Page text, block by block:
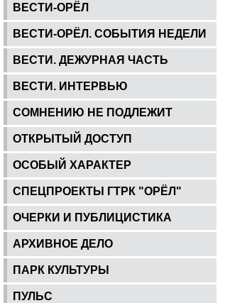
ВЕСТИ-ОРЁЛ
ВЕСТИ-ОРЁЛ. СОБЫТИЯ НЕДЕЛИ
ВЕСТИ. ДЕЖУРНАЯ ЧАСТЬ
ВЕСТИ. ИНТЕРВЬЮ
СОМНЕНИЮ НЕ ПОДЛЕЖИТ
ОТКРЫТЫЙ ДОСТУП
ОСОБЫЙ ХАРАКТЕР
СПЕЦПРОЕКТЫ ГТРК "ОРЁЛ"
ОЧЕРКИ И ПУБЛИЦИСТИКА
АРХИВНОЕ ДЕЛО
ПАРК КУЛЬТУРЫ
ПУЛЬС